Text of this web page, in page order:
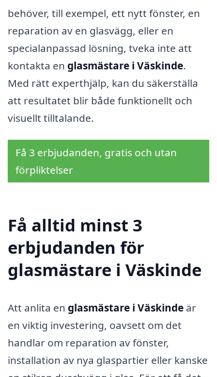
behöver, till exempel, ett nytt fönster, en
reparation av en glasvägg, eller en
specialanpassad lösning, tveka inte att
kontakta en glasmästare i Väskinde.
Med rätt experthjälp, kan du säkerställa
att resultatet blir både funktionellt och
visuellt tilltalande.
Få 3 erbjudanden, gratis och utan
förpliktelser
Få alltid minst 3
erbjudanden för
glasmästare i Väskinde
Att anlita en glasmästare i Väskinde är
en viktig investering, oavsett om det
handlar om reparation av fönster,
installation av nya glaspartier eller kanske